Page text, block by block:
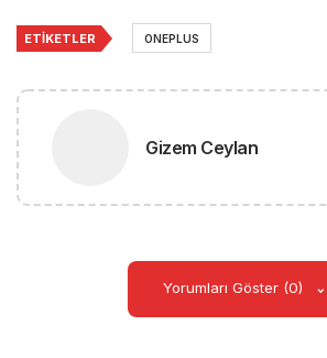
ETIKETLER ONEPLUS
Gizem Ceylan
Yorumları Göster (0)